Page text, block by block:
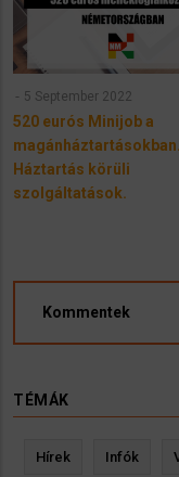
5 September 2022
520 eurós Minijob a
magánháztartásokban.
Háztartás körüli
szolgáltatások.
Kommentek
TÉMÁK
Hírek Infók